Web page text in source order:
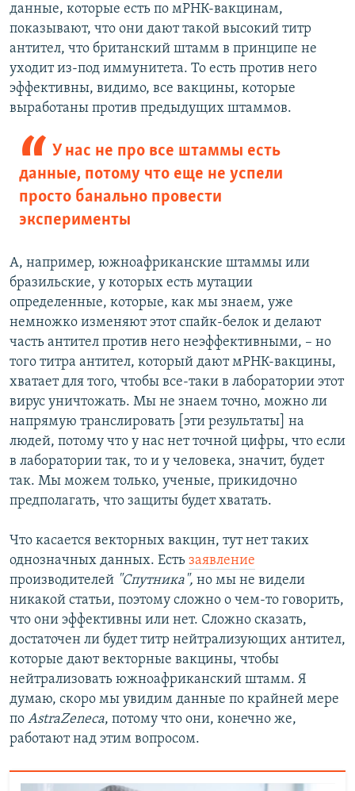
данные, которые есть по мРНК-вакцинам,
показывают, что они дают такой высокий титр
антител, что британский штамм в принципе не
уходит из-под иммунитета. То есть против него
эффективны, видимо, все вакцины, которые
выработаны против предыдущих штаммов.
У нас не про все штаммы есть
данные, потому что еще не успели
просто банально провести
эксперименты
А, например, южноафриканские штаммы или
бразильские, у которых есть мутации
определенные, которые, как мы знаем, уже
немножко изменяют этот спайк-белок и делают
часть антител против него неэффективными, – но
того титра антител, который дают мРНК-вакцины,
хватает для того, чтобы все-таки в лаборатории этот
вирус уничтожать. Мы не знаем точно, можно ли
напрямую транслировать [эти результаты] на
людей, потому что у нас нет точной цифры, что если
в лаборатории так, то и у человека, значит, будет
так. Мы можем только, ученые, прикидочно
предполагать, что защиты будет хватать.
Что касается векторных вакцин, тут нет таких
однозначных данных. Есть заявление
производителей "Спутника", но мы не видели
никакой статьи, поэтому сложно о чем-то говорить,
что они эффективны или нет. Сложно сказать,
достаточен ли будет титр нейтрализующих антител,
которые дают векторные вакцины, чтобы
нейтрализовать южноафриканский штамм. Я
думаю, скоро мы увидим данные по крайней мере
по AstraZeneca, потому что они, конечно же,
работают над этим вопросом.